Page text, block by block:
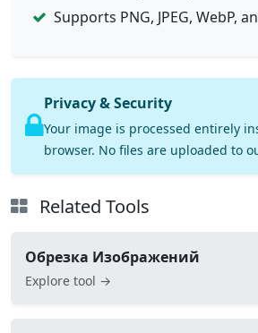
Supports PNG, JPEG, WebP,
Privacy & Security
Your image is processed entirely
browser. No files are uploaded to
Related Tools
Обрезка Изображений
Explore tool →